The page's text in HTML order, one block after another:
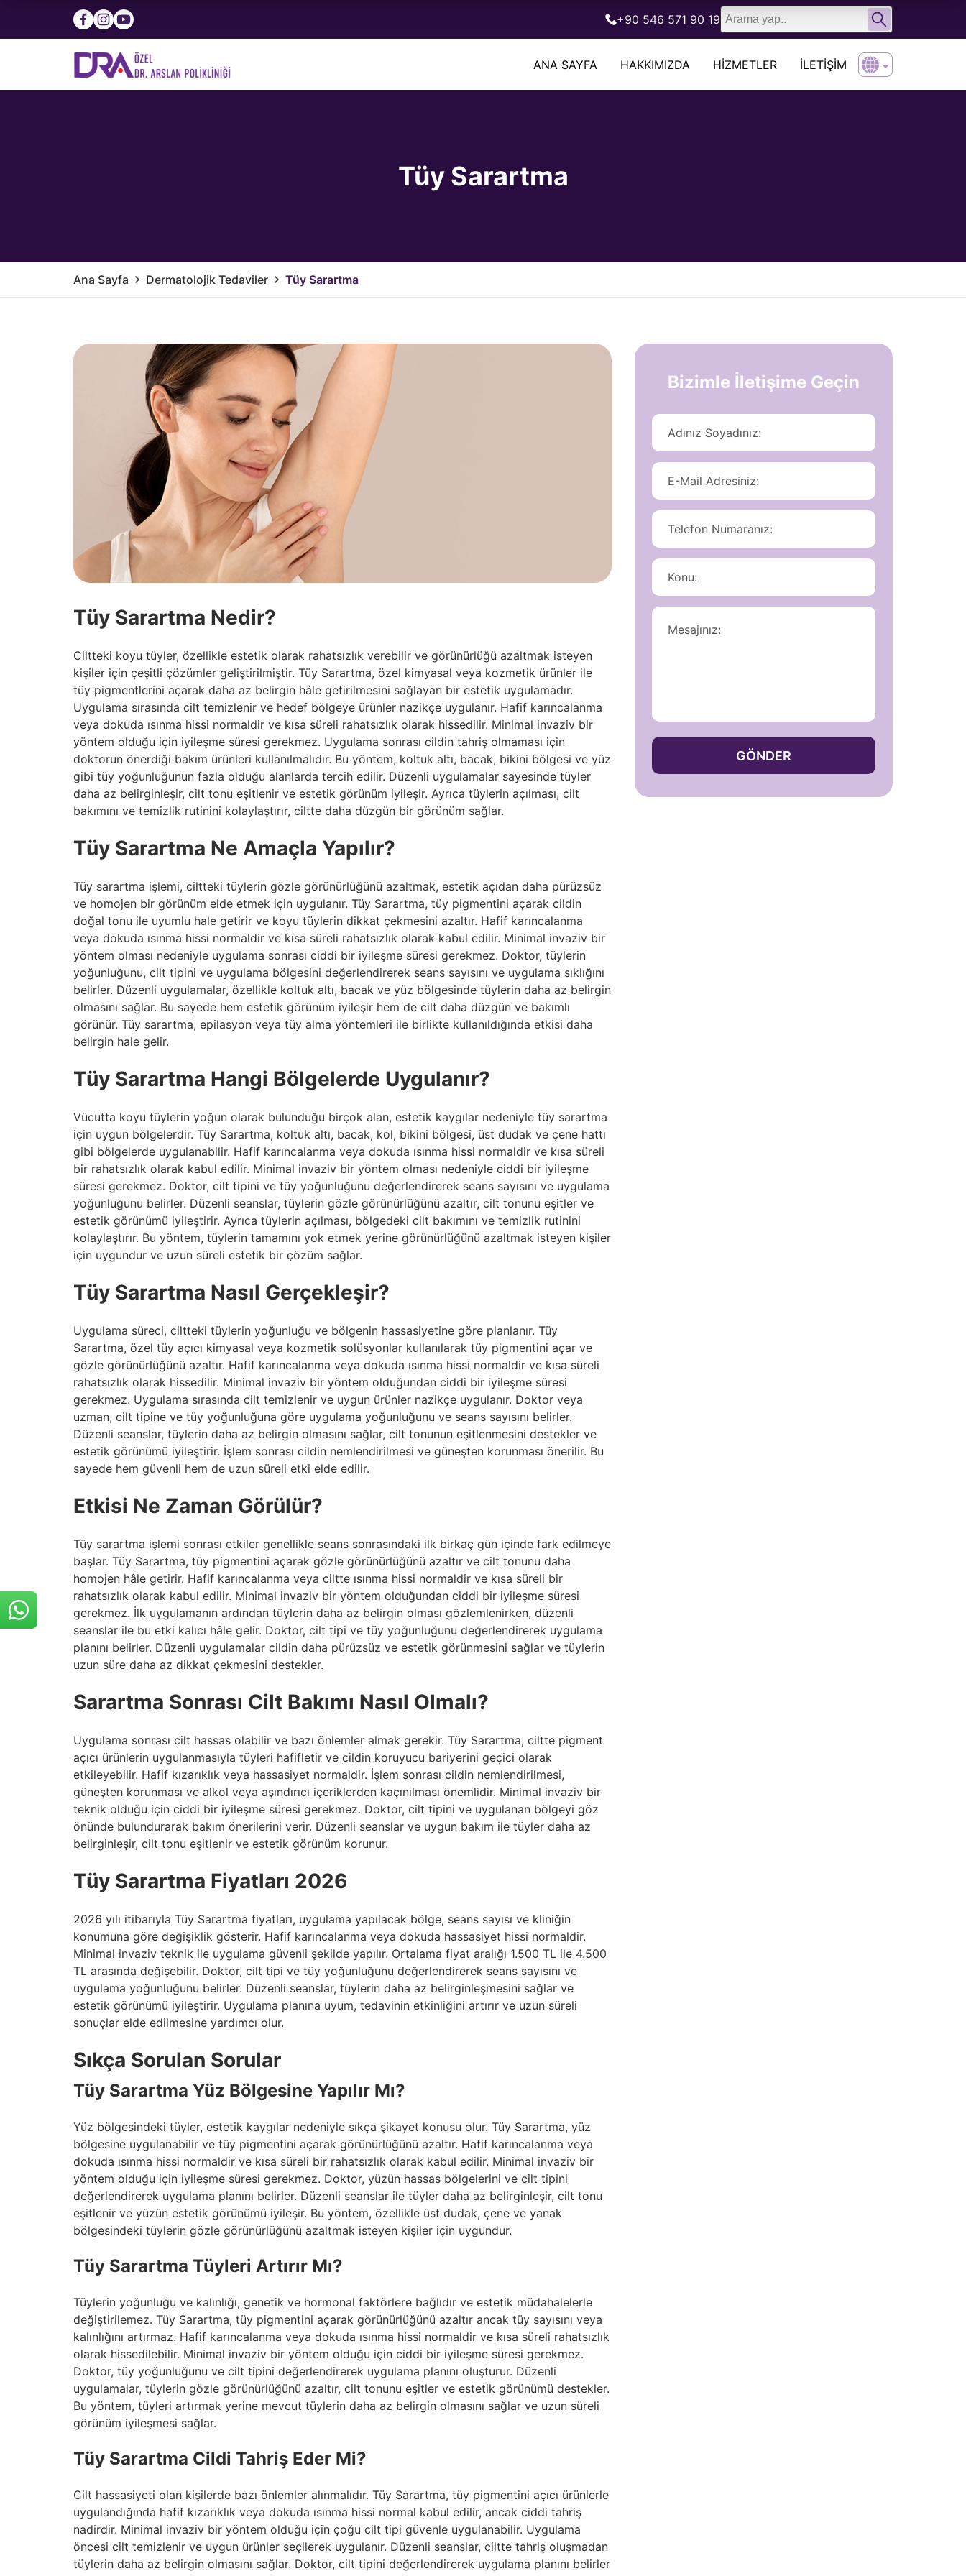
+90 546 571 90 19
ANA SAYFA HAKKIMIZDA HIZMETLER İLETIŞIM
English
Türkçe
Tüy Sarartma
Ana Sayfa Dermatolojik Tedaviler Tüy Sarartma
Tüy Sarartma Nedir?
Ciltteki koyu tüyler, özellikle estetik olarak rahatsızlık verebilir ve görünürlüğü azaltmak isteyen
kişiler için çeşitli çözümler geliştirilmiştir. Tüy Sarartma, özel kimyasal veya kozmetik ürünler ile
tüy pigmentlerini açarak daha az belirgin hâle getirilmesini sağlayan bir estetik uygulamadır.
Uygulama sırasında cilt temizlenir ve hedef bölgeye ürünler nazikçe uygulanır. Hafif karıncalanma
veya dokuda ısınma hissi normaldir ve kısa süreli rahatsızlık olarak hissedilir. Minimal invaziv bir
yöntem olduğu için iyileşme süresi gerekmez. Uygulama sonrası cildin tahriş olmaması için
doktorun önerdiği bakım ürünleri kullanılmalıdır. Bu yöntem, koltuk altı, bacak, bikini bölgesi ve yüz
gibi tüy yoğunluğunun fazla olduğu alanlarda tercih edilir. Düzenli uygulamalar sayesinde tüyler
daha az belirginleşir, cilt tonu eşitlenir ve estetik görünüm iyileşir. Ayrıca tüylerin açılması, cilt
bakımını ve temizlik rutinini kolaylaştırır, ciltte daha düzgün bir görünüm sağlar.
Tüy Sarartma Ne Amaçla Yapılır?
Tüy sarartma işlemi, ciltteki tüylerin gözle görünürlüğünü azaltmak, estetik açıdan daha pürüzsüz
ve homojen bir görünüm elde etmek için uygulanır. Tüy Sarartma, tüy pigmentini açarak cildin
doğal tonu ile uyumlu hale getirir ve koyu tüylerin dikkat çekmesini azaltır. Hafif karıncalanma
veya dokuda ısınma hissi normaldir ve kısa süreli rahatsızlık olarak kabul edilir. Minimal invaziv bir
yöntem olması nedeniyle uygulama sonrası ciddi bir iyileşme süresi gerekmez. Doktor, tüylerin
yoğunluğunu, cilt tipini ve uygulama bölgesini değerlendirerek seans sayısını ve uygulama sıklığını
belirler. Düzenli uygulamalar, özellikle koltuk altı, bacak ve yüz bölgesinde tüylerin daha az belirgin
olmasını sağlar. Bu sayede hem estetik görünüm iyileşir hem de cilt daha düzgün ve bakımlı
görünür. Tüy sarartma, epilasyon veya tüy alma yöntemleri ile birlikte kullanıldığında etkisi daha
belirgin hale gelir.
Tüy Sarartma Hangi Bölgelerde Uygulanır?
Vücutta koyu tüylerin yoğun olarak bulunduğu birçok alan, estetik kaygılar nedeniyle tüy sarartma
için uygun bölgelerdir. Tüy Sarartma, koltuk altı, bacak, kol, bikini bölgesi, üst dudak ve çene hattı
gibi bölgelerde uygulanabilir. Hafif karıncalanma veya dokuda ısınma hissi normaldir ve kısa süreli
bir rahatsızlık olarak kabul edilir. Minimal invaziv bir yöntem olması nedeniyle ciddi bir iyileşme
süresi gerekmez. Doktor, cilt tipini ve tüy yoğunluğunu değerlendirerek seans sayısını ve uygulama
yoğunluğunu belirler. Düzenli seanslar, tüylerin gözle görünürlüğünü azaltır, cilt tonunu eşitler ve
estetik görünümü iyileştirir. Ayrıca tüylerin açılması, bölgedeki cilt bakımını ve temizlik rutinini
kolaylaştırır. Bu yöntem, tüylerin tamamını yok etmek yerine görünürlüğünü azaltmak isteyen kişiler
için uygundur ve uzun süreli estetik bir çözüm sağlar.
Tüy Sarartma Nasıl Gerçekleşir?
Uygulama süreci, ciltteki tüylerin yoğunluğu ve bölgenin hassasiyetine göre planlanır. Tüy
Sarartma, özel tüy açıcı kimyasal veya kozmetik solüsyonlar kullanılarak tüy pigmentini açar ve
gözle görünürlüğünü azaltır. Hafif karıncalanma veya dokuda ısınma hissi normaldir ve kısa süreli
rahatsızlık olarak hissedilir. Minimal invaziv bir yöntem olduğundan ciddi bir iyileşme süresi
gerekmez. Uygulama sırasında cilt temizlenir ve uygun ürünler nazikçe uygulanır. Doktor veya
uzman, cilt tipine ve tüy yoğunluğuna göre uygulama yoğunluğunu ve seans sayısını belirler.
Düzenli seanslar, tüylerin daha az belirgin olmasını sağlar, cilt tonunun eşitlenmesini destekler ve
estetik görünümü iyileştirir. İşlem sonrası cildin nemlendirilmesi ve güneşten korunması önerilir. Bu
sayede hem güvenli hem de uzun süreli etki elde edilir.
Etkisi Ne Zaman Görülür?
Tüy sarartma işlemi sonrası etkiler genellikle seans sonrasındaki ilk birkaç gün içinde fark edilmeye
başlar. Tüy Sarartma, tüy pigmentini açarak gözle görünürlüğünü azaltır ve cilt tonunu daha
homojen hâle getirir. Hafif karıncalanma veya ciltte ısınma hissi normaldir ve kısa süreli bir
rahatsızlık olarak kabul edilir. Minimal invaziv bir yöntem olduğundan ciddi bir iyileşme süresi
gerekmez. İlk uygulamanın ardından tüylerin daha az belirgin olması gözlemlenirken, düzenli
seanslar ile bu etki kalıcı hâle gelir. Doktor, cilt tipi ve tüy yoğunluğunu değerlendirerek uygulama
planını belirler. Düzenli uygulamalar cildin daha pürüzsüz ve estetik görünmesini sağlar ve tüylerin
uzun süre daha az dikkat çekmesini destekler.
Sarartma Sonrası Cilt Bakımı Nasıl Olmalı?
Uygulama sonrası cilt hassas olabilir ve bazı önlemler almak gerekir. Tüy Sarartma, ciltte pigment
açıcı ürünlerin uygulanmasıyla tüyleri hafifletir ve cildin koruyucu bariyerini geçici olarak
etkileyebilir. Hafif kızarıklık veya hassasiyet normaldir. İşlem sonrası cildin nemlendirilmesi,
güneşten korunması ve alkol veya aşındırıcı içeriklerden kaçınılması önemlidir. Minimal invaziv bir
teknik olduğu için ciddi bir iyileşme süresi gerekmez. Doktor, cilt tipini ve uygulanan bölgeyi göz
önünde bulundurarak bakım önerilerini verir. Düzenli seanslar ve uygun bakım ile tüyler daha az
belirginleşir, cilt tonu eşitlenir ve estetik görünüm korunur.
Tüy Sarartma Fiyatları 2026
2026 yılı itibarıyla Tüy Sarartma fiyatları, uygulama yapılacak bölge, seans sayısı ve kliniğin
konumuna göre değişiklik gösterir. Hafif karıncalanma veya dokuda hassasiyet hissi normaldir.
Minimal invaziv teknik ile uygulama güvenli şekilde yapılır. Ortalama fiyat aralığı 1.500 TL ile 4.500
TL arasında değişebilir. Doktor, cilt tipi ve tüy yoğunluğunu değerlendirerek seans sayısını ve
uygulama yoğunluğunu belirler. Düzenli seanslar, tüylerin daha az belirginleşmesini sağlar ve
estetik görünümü iyileştirir. Uygulama planına uyum, tedavinin etkinliğini artırır ve uzun süreli
sonuçlar elde edilmesine yardımcı olur.
Sıkça Sorulan Sorular
Tüy Sarartma Yüz Bölgesine Yapılır Mı?
Yüz bölgesindeki tüyler, estetik kaygılar nedeniyle sıkça şikayet konusu olur. Tüy Sarartma, yüz
bölgesine uygulanabilir ve tüy pigmentini açarak görünürlüğünü azaltır. Hafif karıncalanma veya
dokuda ısınma hissi normaldir ve kısa süreli bir rahatsızlık olarak kabul edilir. Minimal invaziv bir
yöntem olduğu için iyileşme süresi gerekmez. Doktor, yüzün hassas bölgelerini ve cilt tipini
değerlendirerek uygulama planını belirler. Düzenli seanslar ile tüyler daha az belirginleşir, cilt tonu
eşitlenir ve yüzün estetik görünümü iyileşir. Bu yöntem, özellikle üst dudak, çene ve yanak
bölgesindeki tüylerin gözle görünürlüğünü azaltmak isteyen kişiler için uygundur.
Tüy Sarartma Tüyleri Artırır Mı?
Tüylerin yoğunluğu ve kalınlığı, genetik ve hormonal faktörlere bağlıdır ve estetik müdahalelerle
değiştirilemez. Tüy Sarartma, tüy pigmentini açarak görünürlüğünü azaltır ancak tüy sayısını veya
kalınlığını artırmaz. Hafif karıncalanma veya dokuda ısınma hissi normaldir ve kısa süreli rahatsızlık
olarak hissedilebilir. Minimal invaziv bir yöntem olduğu için ciddi bir iyileşme süresi gerekmez.
Doktor, tüy yoğunluğunu ve cilt tipini değerlendirerek uygulama planını oluşturur. Düzenli
uygulamalar, tüylerin gözle görünürlüğünü azaltır, cilt tonunu eşitler ve estetik görünümü destekler.
Bu yöntem, tüyleri artırmak yerine mevcut tüylerin daha az belirgin olmasını sağlar ve uzun süreli
görünüm iyileşmesi sağlar.
Tüy Sarartma Cildi Tahriş Eder Mi?
Cilt hassasiyeti olan kişilerde bazı önlemler alınmalıdır. Tüy Sarartma, tüy pigmentini açıcı ürünlerle
uygulandığında hafif kızarıklık veya dokuda ısınma hissi normal kabul edilir, ancak ciddi tahriş
nadirdir. Minimal invaziv bir yöntem olduğu için çoğu cilt tipi güvenle uygulanabilir. Uygulama
öncesi cilt temizlenir ve uygun ürünler seçilerek uygulanır. Düzenli seanslar, ciltte tahriş oluşmadan
tüylerin daha az belirgin olmasını sağlar. Doktor, cilt tipini değerlendirerek uygulama planını belirler
Bizimle İletişime Geçin
GÖNDER